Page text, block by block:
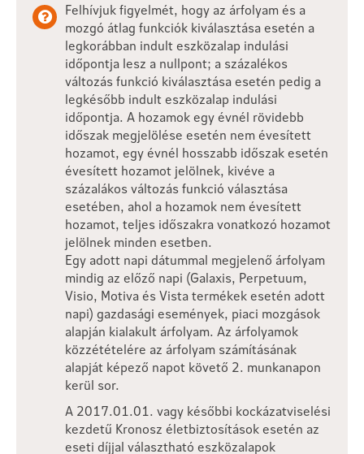
Felhívjuk figyelmét, hogy az árfolyam és a
mozgó átlag funkciók kiválasztása esetén a
legkorábban indult eszközalap indulási
időpontja lesz a nullpont; a százalékos
változás funkció kiválasztása esetén pedig a
legkésőbb indult eszközalap indulási
időpontja. A hozamok egy évnél rövidebb
időszak megjelölése esetén nem évesített
hozamot, egy évnél hosszabb időszak esetén
évesített hozamot jelölnek, kivéve a
százalákos változás funkció választása
esetében, ahol a hozamok nem évesített
hozamot, teljes időszakra vonatkozó hozamot
jelölnek minden esetben.
Egy adott napi dátummal megjelenő árfolyam
mindig az előző napi (Galaxis, Perpetuum,
Visio, Motiva és Vista termékek esetén adott
napi) gazdasági események, piaci mozgások
alapján kialakult árfolyam. Az árfolyamok
közzétételére az árfolyam számításának
alapját képező napot követő 2. munkanapon
kerül sor.
A 2017.01.01. vagy későbbi kockázatviselési
kezdetű Kronosz életbiztosítások esetén az
eseti díjjal választható eszközalapok